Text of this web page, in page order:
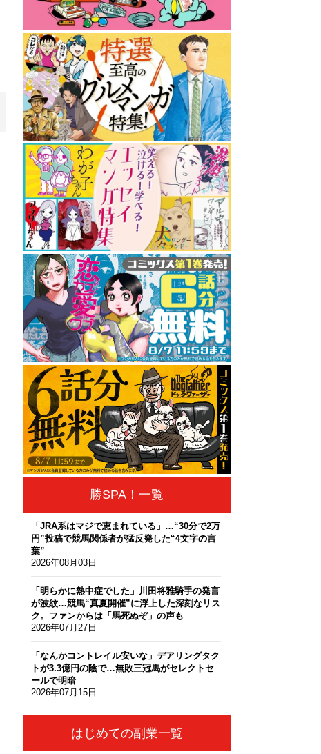
勝SPA！一覧
「JRA系はマジで恵まれている」…“30分で2万
円”投稿で競馬関係者が猛反発した“4文字の言
葉”
2026年08月03日
「明らかに熱中症でした」川田将雅騎手の発言
が波紋…競馬“真夏開催”に浮上した深刻なリス
ク。ファンからは「馬死ぬぞ」の声も
2026年07月27日
「なんかコントレイル安いな」デアリングタク
トが3.3億円の陰で…無敗三冠馬がセレクトセ
ールで明暗
2026年07月15日
はじめての副業一覧